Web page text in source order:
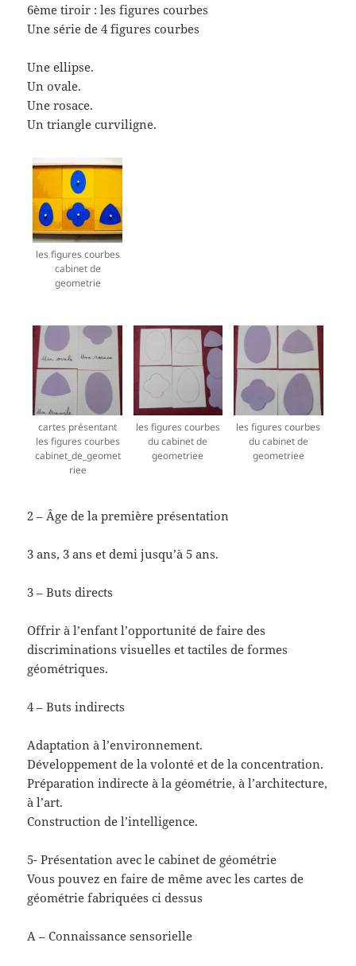
6ème tiroir : les figures courbes
Une série de 4 figures courbes
Une ellipse.
Un ovale.
Une rosace.
Un triangle curviligne.
les figures courbes
cabinet de
geometrie
cartes présentant
les figures courbes
cabinet_de_geomet
riee
les figures courbes
du cabinet de
geometriee
les figures courbes
du cabinet de
geometriee
2 – Âge de la première présentation
3 ans, 3 ans et demi jusqu’à 5 ans.
3 – Buts directs
Offrir à l’enfant l’opportunité de faire des
discriminations visuelles et tactiles de formes
géométriques.
4 – Buts indirects
Adaptation à l’environnement.
Développement de la volonté et de la concentration.
Préparation indirecte à la géométrie, à l’architecture,
à l’art.
Construction de l’intelligence.
5- Présentation avec le cabinet de géométrie
Vous pouvez en faire de même avec les cartes de
géométrie fabriquées ci dessus
A – Connaissance sensorielle